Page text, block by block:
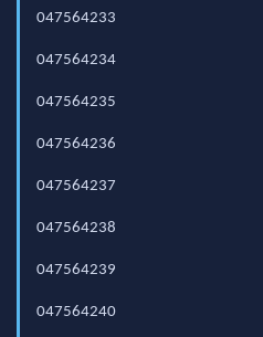
047564233
047564234
047564235
047564236
047564237
047564238
047564239
047564240